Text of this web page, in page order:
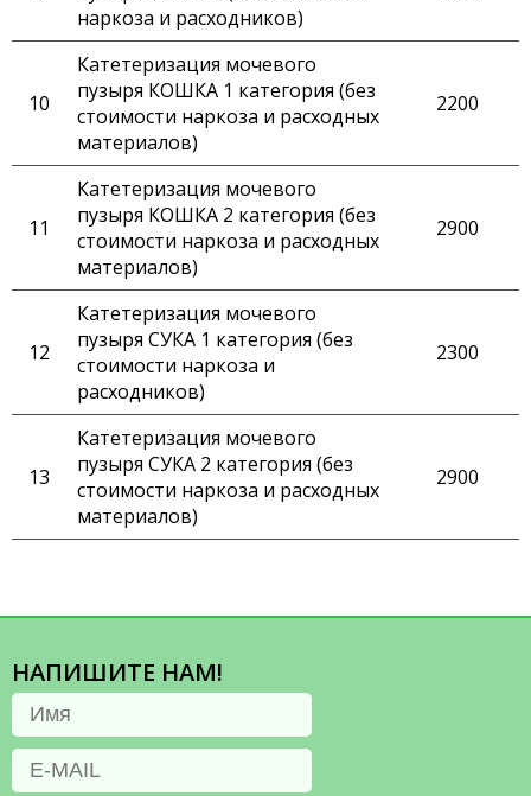
наркоза и расходников)
Катетеризация мочевого
пузыря КОШКА 1 категория (без
стоимости наркоза и расходных
материалов)
2200
Катетеризация мочевого
пузыря КОШКА 2 категория (без
стоимости наркоза и расходных
материалов)
2900
Катетеризация мочевого
пузыря СУКА 1 категория (без
стоимости наркоза и
расходников)
2300
Катетеризация мочевого
пузыря СУКА 2 категория (без
стоимости наркоза и расходных
материалов)
2900
НАПИШИТЕ НАМ!